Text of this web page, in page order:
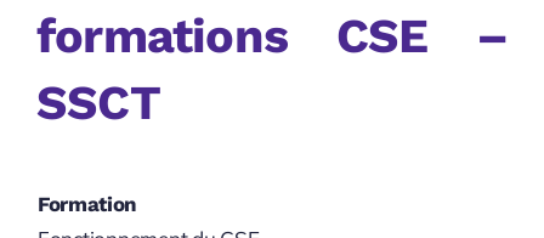
formations CSE –
SSCT
Formation